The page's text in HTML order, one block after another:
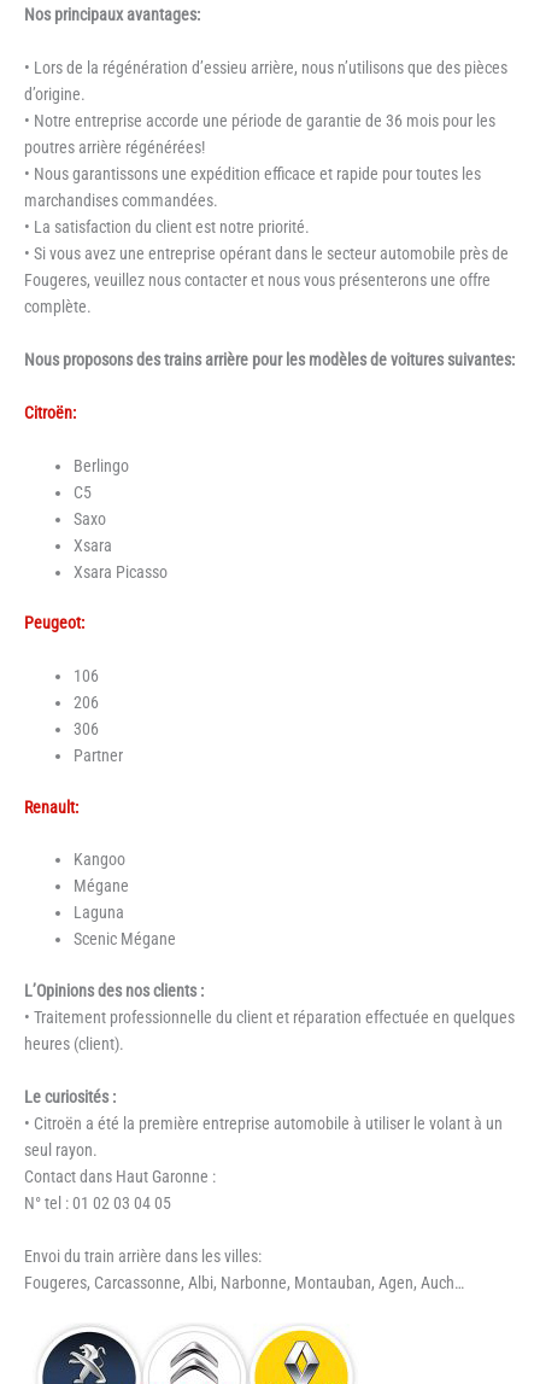
Nos principaux avantages:
• Lors de la régénération d’essieu arrière, nous n’utilisons que des pièces
d’origine.
• Notre entreprise accorde une période de garantie de 36 mois pour les
poutres arrière régénérées!
• Nous garantissons une expédition efficace et rapide pour toutes les
marchandises commandées.
• La satisfaction du client est notre priorité.
• Si vous avez une entreprise opérant dans le secteur automobile près de
Fougeres, veuillez nous contacter et nous vous présenterons une offre
complète.
Nous proposons des trains arrière pour les modèles de voitures suivantes:
Citroën:
Berlingo
C5
Saxo
Xsara
Xsara Picasso
Peugeot:
106
206
306
Partner
Renault:
Kangoo
Mégane
Laguna
Scenic Mégane
L’Opinions des nos clients :
• Traitement professionnelle du client et réparation effectuée en quelques
heures (client).
Le curiosités :
• Citroën a été la première entreprise automobile à utiliser le volant à un
seul rayon.
Contact dans Haut Garonne :
N° tel : 01 02 03 04 05
Envoi du train arrière dans les villes:
Fougeres, Carcassonne, Albi, Narbonne, Montauban, Agen, Auch…